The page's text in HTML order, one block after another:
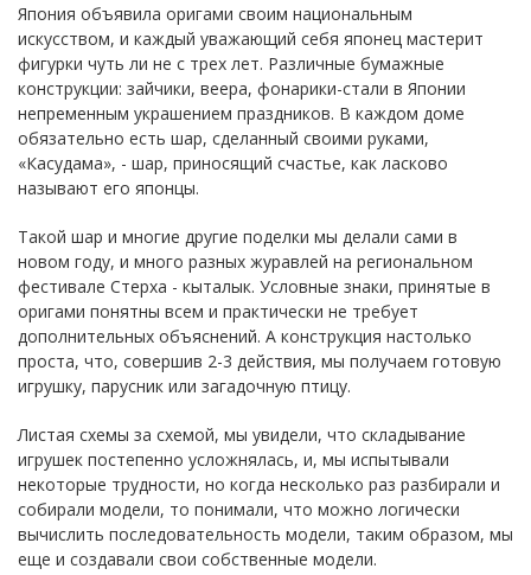
Япония объявила оригами своим национальным
искусством, и каждый уважающий себя японец мастерит
фигурки чуть ли не с трех лет. Различные бумажные
конструкции: зайчики, веера, фонарики-стали в Японии
непременным украшением праздников. В каждом доме
обязательно есть шар, сделанный своими руками,
«Касудама», - шар, приносящий счастье, как ласково
называют его японцы.
Такой шар и многие другие поделки мы делали сами в
новом году, и много разных журавлей на региональном
фестивале Стерха - кыталык. Условные знаки, принятые в
оригами понятны всем и практически не требует
дополнительных объяснений. А конструкция настолько
проста, что, совершив 2-3 действия, мы получаем готовую
игрушку, парусник или загадочную птицу.
Листая схемы за схемой, мы увидели, что складывание
игрушек постепенно усложнялась, и, мы испытывали
некоторые трудности, но когда несколько раз разбирали и
собирали модели, то понимали, что можно логически
вычислить последовательность модели, таким образом, мы
еще и создавали свои собственные модели.